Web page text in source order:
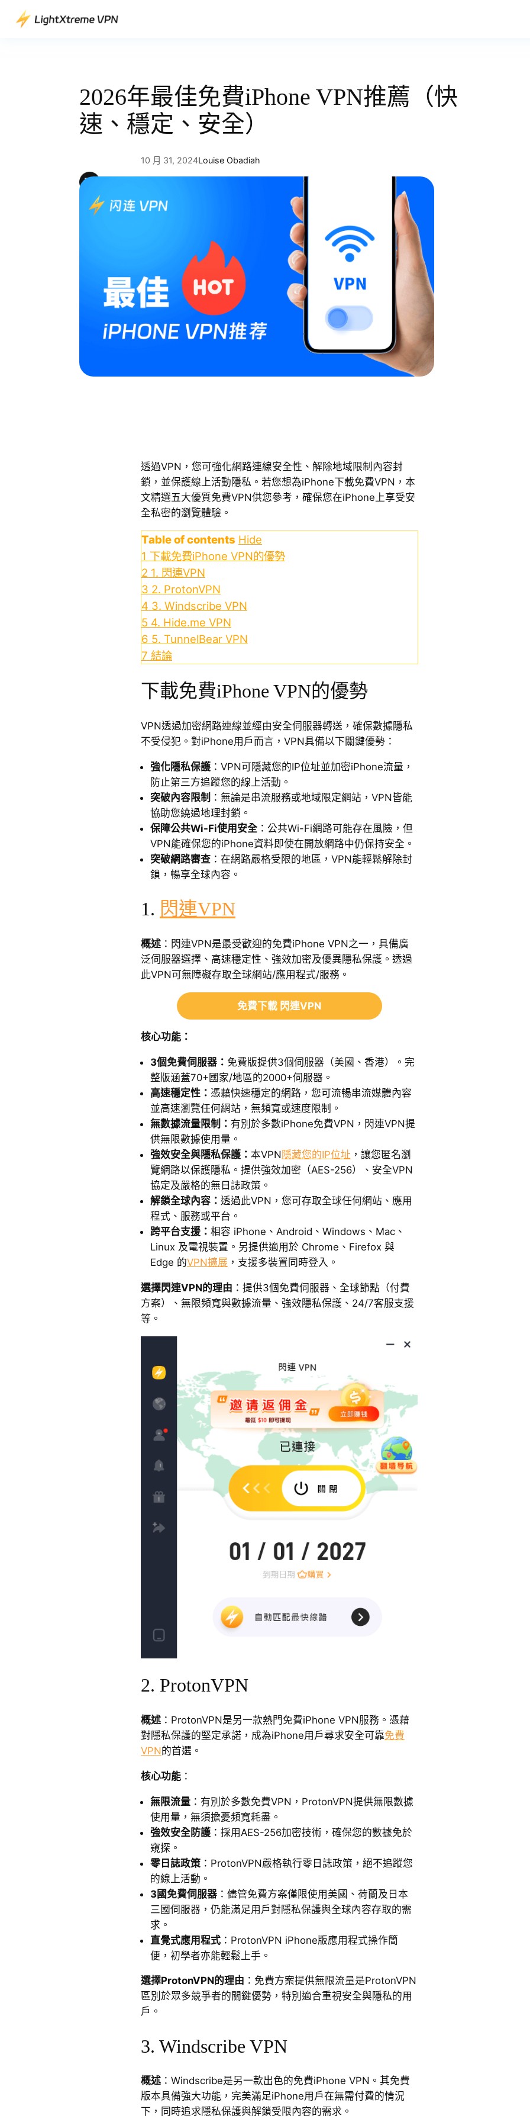
2026年最佳免費iPhone VPN推薦（快
速、穩定、安全）
10 月 31, 2024Louise Obadiah
透過VPN，您可強化網路連線安全性、解除地域限制內容封
鎖，並保護線上活動隱私。若您想為iPhone下載免費VPN，本
文精選五大優質免費VPN供您參考，確保您在iPhone上享受安
全私密的瀏覽體驗。
Table of contents Hide
1 下載免費iPhone VPN的優勢
2 1. 閃連VPN
3 2. ProtonVPN
4 3. Windscribe VPN
5 4. Hide.me VPN
6 5. TunnelBear VPN
7 結論
下載免費iPhone VPN的優勢
VPN透過加密網路連線並經由安全伺服器轉送，確保數據隱私
不受侵犯。對iPhone用戶而言，VPN具備以下關鍵優勢：
強化隱私保護 ：VPN可隱藏您的IP位址並加密iPhone流量，
防止第三方追蹤您的線上活動。
突破內容限制 ：無論是串流服務或地域限定網站，VPN皆能
協助您繞過地理封鎖。
保障公共Wi-Fi使用安全 ：公共Wi-Fi網路可能存在風險，但
VPN能確保您的iPhone資料即使在開放網路中仍保持安全。
突破網路審查 ：在網路嚴格受限的地區，VPN能輕鬆解除封
鎖，暢享全球內容。
1. 閃連VPN
概述 ：閃連VPN是最受歡迎的免費iPhone VPN之一，具備廣
泛伺服器選擇、高速穩定性、強效加密及優異隱私保護。透過
此VPN可無障礙存取全球網站/應用程式/服務。
免費下載 閃連VPN
核心功能：
3個免費伺服器： 免費版提供3個伺服器（美國、香港）。完
整版涵蓋70+國家/地區的2000+伺服器。
高速穩定性： 憑藉快速穩定的網路，您可流暢串流媒體內容
並高速瀏覽任何網站，無頻寬或速度限制。
無數據流量限制： 有別於多數iPhone免費VPN，閃連VPN提
供無限數據使用量。
強效安全與隱私保護： 本VPN 隱藏您的IP位址 ，讓您匿名瀏
覽網路以保護隱私。提供強效加密（AES-256）、安全VPN
協定及嚴格的無日誌政策。
解鎖全球內容： 透過此VPN，您可存取全球任何網站、應用
程式、服務或平台。
跨平台支援： 相容 iPhone、Android、Windows、Mac、
Linux 及電視裝置。另提供適用於 Chrome、Firefox 與
Edge 的VPN擴展 ，支援多裝置同時登入。
選擇閃連VPN的理由 ：提供3個免費伺服器、全球節點（付費
方案）、無限頻寬與數據流量、強效隱私保護、24/7客服支援
等。
2. ProtonVPN
概述 ：ProtonVPN是另一款熱門免費iPhone VPN服務。憑藉
對隱私保護的堅定承諾，成為iPhone用戶尋求安全可靠免費
VPN的首選。
核心功能 ：
無限流量 ：有別於多數免費VPN，ProtonVPN提供無限數據
使用量，無須擔憂頻寬耗盡。
強效安全防護 ：採用AES-256加密技術，確保您的數據免於
窺探。
零日誌政策 ：ProtonVPN嚴格執行零日誌政策，絕不追蹤您
的線上活動。
3國免費伺服器 ：儘管免費方案僅限使用美國、荷蘭及日本
三國伺服器，仍能滿足用戶對隱私保護與全球內容存取的需
求。
直覺式應用程式 ：ProtonVPN iPhone版應用程式操作簡
便，初學者亦能輕鬆上手。
選擇ProtonVPN的理由 ：免費方案提供無限流量是ProtonVPN
區別於眾多競爭者的關鍵優勢，特別適合重視安全與隱私的用
戶。
3. Windscribe VPN
概述 ：Windscribe是另一款出色的免費iPhone VPN。其免費
版本具備強大功能，完美滿足iPhone用戶在無需付費的情況
下，同時追求隱私保護與解鎖受限內容的需求。